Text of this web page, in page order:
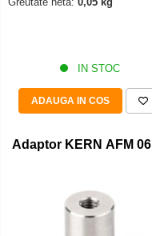
IN STOC
ADAUGA IN COS
Adaptor KERN AFM 06